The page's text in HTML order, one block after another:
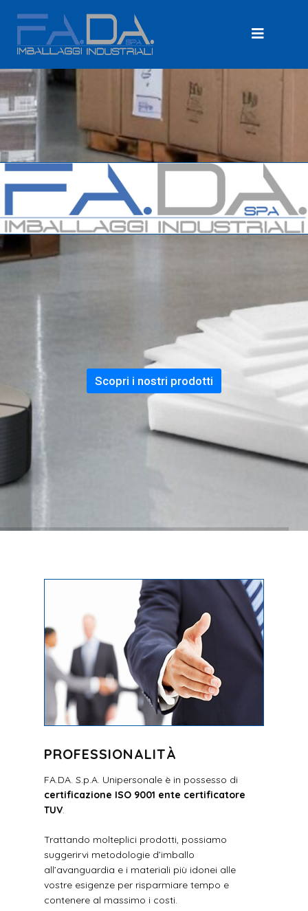
Scopri i nostri prodotti
PROFESSIONALITÀ
FA.DA. S.p.A. Unipersonale è in possesso di
certificazione ISO 9001 ente certificatore
TUV.
Trattando molteplici prodotti, possiamo
suggerirvi metodologie d’imballo
all’avanguardia e i materiali più idonei alle
vostre esigenze per risparmiare tempo e
contenere al massimo i costi.